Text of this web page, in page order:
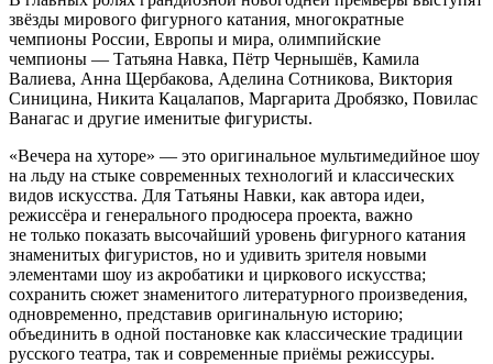
звёзды мирового фигурного катания, многократные
чемпионы России, Европы и мира, олимпийские
чемпионы — Татьяна Навка, Пётр Чернышёв, Камила
Валиева, Анна Щербакова, Аделина Сотникова, Виктория
Синицина, Никита Кацалапов, Маргарита Дробязко, Повилас
Ванагас и другие именитые фигуристы.
«Вечера на хуторе» — это оригинальное мультимедийное шоу
на льду на стыке современных технологий и классических
видов искусства. Для Татьяны Навки, как автора идеи,
режиссёра и генерального продюсера проекта, важно
не только показать высочайший уровень фигурного катания
знаменитых фигуристов, но и удивить зрителя новыми
элементами шоу из акробатики и циркового искусства;
сохранить сюжет знаменитого литературного произведения,
одновременно, представив оригинальную историю;
объединить в одной постановке как классические традиции
русского театра, так и современные приёмы режиссуры.